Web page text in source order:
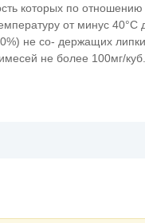
которых по
от минус 40°С
не со- держащих
не более 100мг/